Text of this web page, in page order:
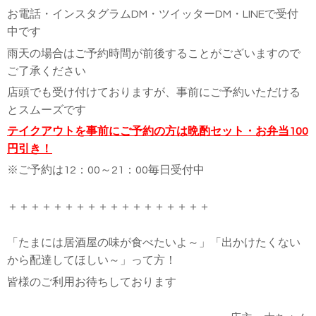
お電話・インスタグラムDM・ツイッターDM・LINEで受付
中です
雨天の場合はご予約時間が前後することがございますので
ご了承ください
店頭でも受け付けておりますが、事前にご予約いただける
とスムーズです
テイクアウトを事前にご予約の方は晩酌セット・お弁当100
円引き！
※ご予約は12：00～21：00毎日受付中
＋＋＋＋＋＋＋＋＋＋＋＋＋＋＋＋＋＋
「たまには居酒屋の味が食べたいよ～」
「出かけたくない
から配達してほしい～」って方！
皆様のご利用お待ちしております